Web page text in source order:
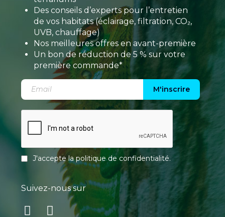
Des conseils d’experts pour l’entretien
de vos habitats (éclairage, filtration, CO₂,
UVB, chauffage)
Nos meilleures offres en avant-première
Un bon de réduction de 5 % sur votre
première commande*
M'inscrire
J'accepte lapolitique de confidentialité.
Suivez-nous sur